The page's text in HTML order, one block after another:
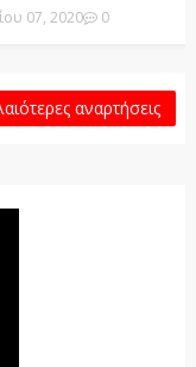
07, 2020 0
αναρτήσεις